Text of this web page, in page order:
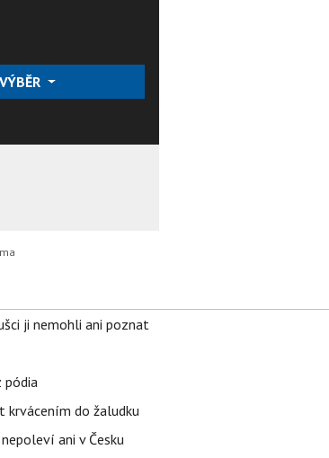
ji nemohli ani poznat
pódia
krvácením do žaludku
ani v Česku